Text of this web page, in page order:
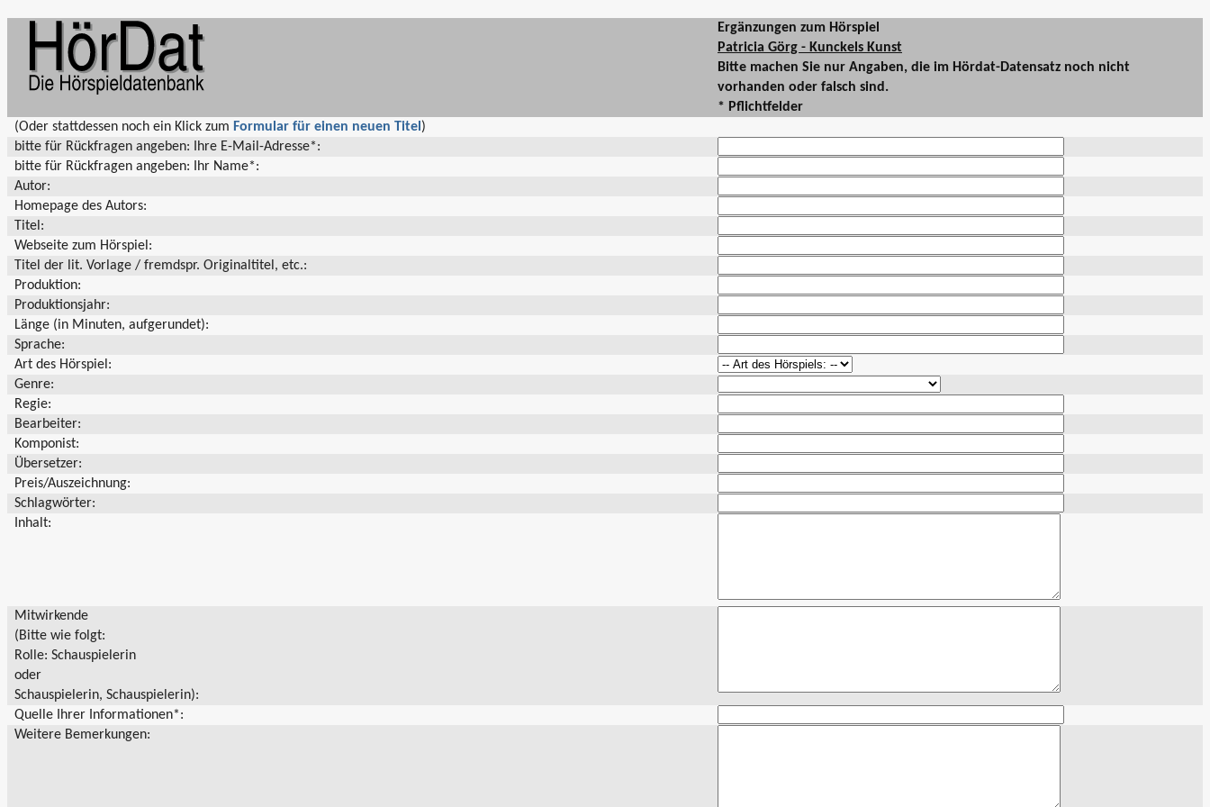
Ergänzungen zum Hörspiel
Patricia Görg - Kunckels Kunst
Bitte machen Sie nur Angaben, die im Hördat-Datensatz noch nicht
vorhanden oder falsch sind.
* Pflichtfelder
(Oder stattdessen noch ein Klick zum Formular für einen neuen Titel )
bitte für Rückfragen angeben: Ihre E-Mail-Adresse*:
bitte für Rückfragen angeben: Ihr Name*:
Autor:
Homepage des Autors:
Titel:
Webseite zum Hörspiel:
Titel der lit. Vorlage / fremdspr. Originaltitel, etc.:
Produktion:
Produktionsjahr:
Länge (in Minuten, aufgerundet):
Sprache:
Art des Hörspiel:
Genre:
Regie:
Bearbeiter:
Komponist:
Übersetzer:
Preis/Auszeichnung:
Schlagwörter:
Inhalt:
Mitwirkende
(Bitte wie folgt:
Rolle: Schauspielerin
oder
Schauspielerin, Schauspielerin):
Quelle Ihrer Informationen*:
Weitere Bemerkungen: